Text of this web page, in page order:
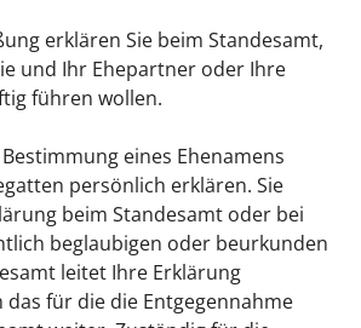
erklären Sie beim Standesamt,
und Ihr Ehepartner oder Ihre
führen wollen.
eines Ehenamens
persönlich erklären. Sie
beim Standesamt oder bei
beglaubigen oder beurkunden
leitet Ihre Erklärung
das für die die Entgegennahme